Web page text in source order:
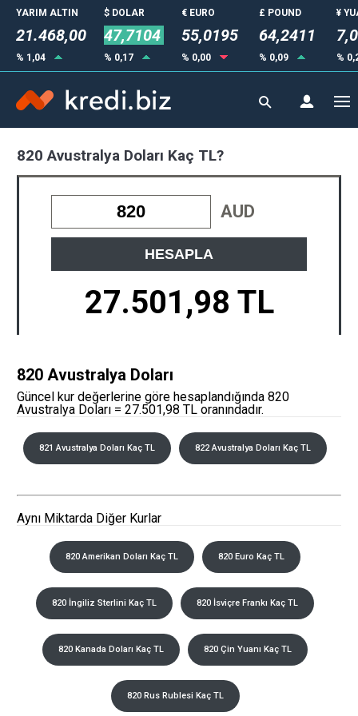
YARIM ALTIN
21.468,00
% 1,04
$ DOLAR
47,7104
% 0,17
€ EURO
55,0195
% 0,00
£ POUND
64,2411
% 0,09
¥
%
820 Avustralya Doları Kaç TL?
AUD
HESAPLA
27.501,98 TL
820 Avustralya Doları
Güncel kur değerlerine göre hesaplandığında 820
Avustralya Doları = 27.501,98 TL oranındadır.
821 Avustralya Doları Kaç TL 822 Avustralya Doları Kaç TL
Aynı Miktarda Diğer Kurlar
820 Amerikan Doları Kaç TL 820 Euro Kaç TL
820 İngiliz Sterlini Kaç TL 820 İsviçre Frankı Kaç TL
820 Kanada Doları Kaç TL 820 Çin Yuanı Kaç TL
820 Rus Rublesi Kaç TL